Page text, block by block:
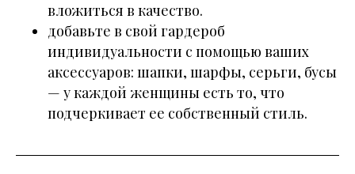
вложиться в качество.
добавьте в свой гардероб
индивидуальности с помощью ваших
аксессуаров: шапки, шарфы, серьги, бусы
— у каждой женщины есть то, что
подчеркивает ее собственный стиль.